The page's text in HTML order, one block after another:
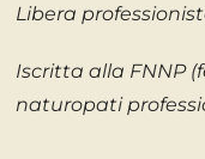
Libera
Iscritta alla FNNP
naturopati